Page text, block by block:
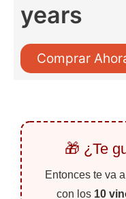
years
Comprar
🎁 ¿Te
Entonces te va
con los 10